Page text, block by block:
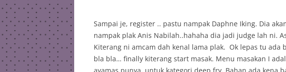
Sampai je, register .. pastu nampak Daphne Iking. Dia
nampak plak Anis Nabilah..hahaha dia jadi judge lah ni.
Kiterang ni amcam dah kenal lama plak. Ok lepas tu ada
bla bla… finally kiterang start masak. Menu masakan I